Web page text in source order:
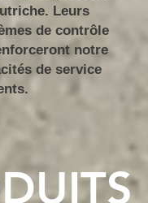
Leurs
de contrôle
notre
de service